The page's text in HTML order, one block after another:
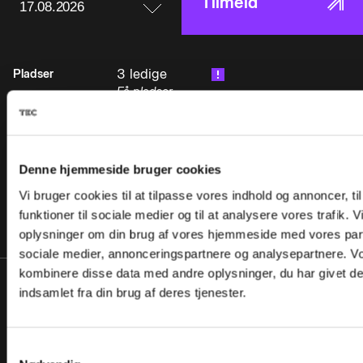
Denne hjemmeside bruger cookies
Vi bruger cookies til at tilpasse vores indhold og annoncer,
funktioner til sociale medier og til at analysere vores trafik.
oplysninger om din brug af vores hjemmeside med vores
sociale medier, annonceringspartnere og analysepartnere.
kombinere disse data med andre oplysninger, du har givet
indsamlet fra din brug af deres tjenester.
• Stykgods og Tank/Tankcontainer,Eksamen:I
forbindelse med grunduddannelsen og
specialiseringsuddannelsen Tank, afholdes der
afholdelse af eksamen for chaufførkurser.Ved
eksaminationen skal deltageren vise, at
vedkommende er i besiddelse af den nødvendige
viden, indsigt og praktiske færdighed, der er
nødvendig som professionel fører af køretøjer,
der transporterer farligt gods i overensstemmelse
med målbeskrivelsen.Ved eksaminationen
anvendes de eksamensopgaver, der er
Pladser 3 ledige
Få pladser
Slutdato
Adresse
TEC Hvidovre
2650 Hvidovre
AMU-nr. 14740155836adrt34
Pris
målgruppe: